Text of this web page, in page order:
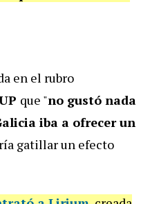
en el rubro
que "no gustó nada
iba a ofrecer un
gatillar un efecto